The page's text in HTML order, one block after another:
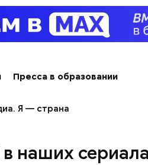
Пресса в образовании
Я — страна
наших